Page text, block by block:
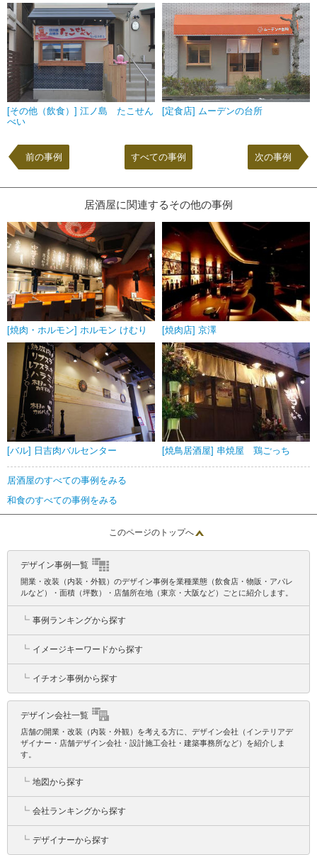
[その他（飲食）] 江ノ島 たこせん
べい
[定食店] ムーデンの台所
前の事例 次の事例
すべての事例
居酒屋に関連するその他の事例
[焼肉・ホルモン] ホルモン けむり [焼肉店] 京澤
[バル] 日吉肉バルセンター [焼鳥居酒屋] 串焼屋 鶏ごっち
居酒屋のすべての事例をみる
和食のすべての事例をみる
このページのトップへ
デザイン事例一覧
開業・改装（内装・外観）のデザイン事例を業種業態（飲食店・物販・アパレ
ルなど）・面積（坪数）・店舗所在地（東京・大阪など）ごとに紹介します。
┗ 事例ランキングから探す
┗ イメージキーワードから探す
┗ イチオシ事例から探す
デザイン会社一覧
店舗の開業・改装（内装・外観）を考える方に、デザイン会社（インテリアデ
ザイナー・店舗デザイン会社・設計施工会社・建築事務所など）を紹介しま
す。
┗ 地図から探す
┗ 会社ランキングから探す
┗ デザイナーから探す